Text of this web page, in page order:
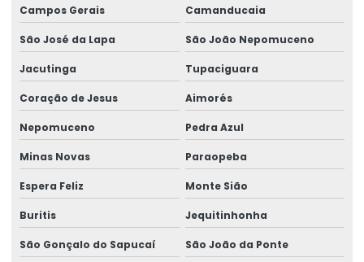
Serviços Especializados Em Reforma De Pontes Rolantes
Sistema festoon para pontes rolantes
Talha De Cabo Aço Com Monitoramento
Talha De Cabo De Aço Eletrônica
Talha De Cinta Aço Carbono
Talha De Cinta Elétrica Aço Carbono Versátil
Campos Gerais Camanducaia
São José da Lapa São João Nepomuceno
Jacutinga Tupaciguara
Coração de Jesus Aimorés
Nepomuceno Pedra Azul
Minas Novas Paraopeba
Espera Feliz Monte Sião
Buritis Jequitinhonha
São Gonçalo do Sapucaí São João da Ponte